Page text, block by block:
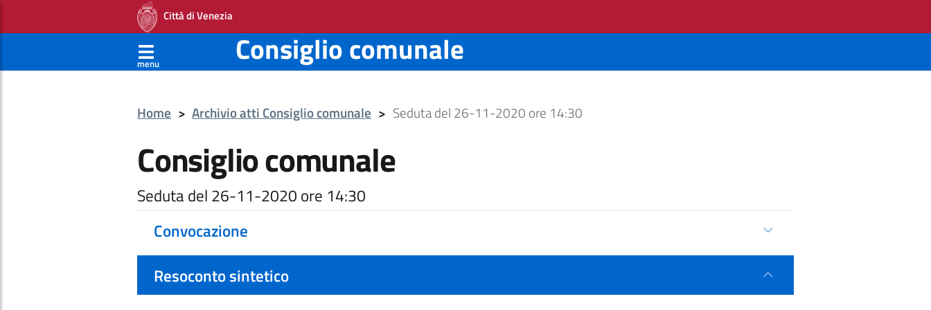
Città di Venezia
menu Consiglio comunale
Home > Archivio atti Consiglio comunale > Seduta del 26-11-2020 ore 14:30
Consiglio comunale
Seduta del 26-11-2020 ore 14:30
Convocazione
Resoconto sintetico